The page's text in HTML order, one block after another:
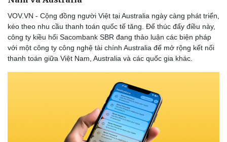
Thể thao
Ô tô - Xe máy
Xe máy
Tư vấn
VOV.VN - Cộng đồng người Việt tại Australia ngày càng phát triển,
kéo theo nhu cầu thanh toán quốc tế tăng. Để thúc đẩy điều này,
công ty kiều hối Sacombank SBR đang thảo luận các biện pháp
với một công ty công nghệ tài chính Australia để mở rộng kết nối
thanh toán giữa Việt Nam, Australia và các quốc gia khác.